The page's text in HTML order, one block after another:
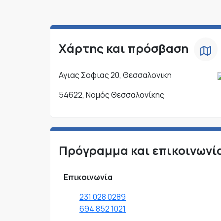
Χάρτης και πρόσβαση
Αγιας Σοφιας 20, Θεσσαλονικη
54622, Νομός Θεσσαλονίκης
Πρόγραμμα και
Επικοινωνία
231 028 0289
694 852 1021